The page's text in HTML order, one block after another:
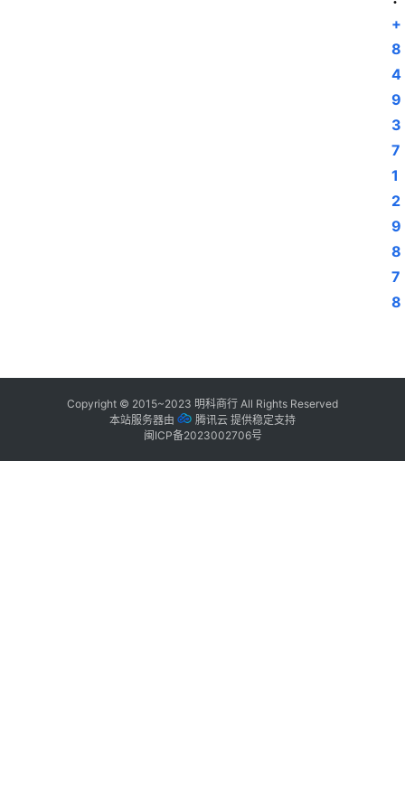
+
8
4
9
3
7
1
2
9
8
7
8
Copyright © 2015~2023 明科商行 All Rights Reserved
本站服务器由
腾讯云 提供稳定支持
闽ICP备2023002706号